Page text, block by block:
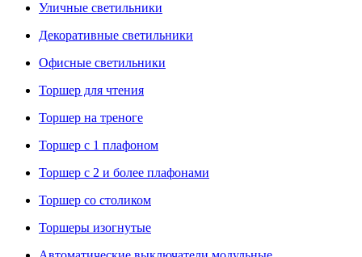
Уличные светильники
Декоративные светильники
Офисные светильники
Торшер для чтения
Торшер на треноге
Торшер с 1 плафоном
Торшер с 2 и более плафонами
Торшер со столиком
Торшеры изогнутые